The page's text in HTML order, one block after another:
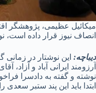
میکائیل عظیمی، پژوهشگر
انصاف نیوز قرار داده است،
دیباچه: این نوشتار در
آرزومند ایرانی آباد و آزاد،
نوشته و گفته به دادسرا
ابتدا باید این پند ستبر سعدی